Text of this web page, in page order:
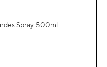
Spray 500ml